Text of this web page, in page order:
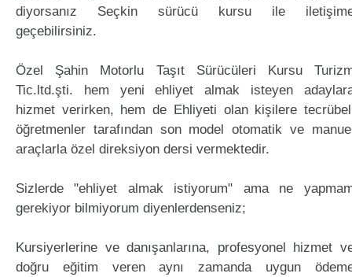
diyorsanız Seçkin sürücü kursu ile
geçebilirsiniz.
Özel Şahin Motorlu Taşıt Sürücüleri Kursu
Tic.ltd.şti. hem yeni ehliyet almak isteyen
hizmet verirken, hem de Ehliyeti olan kişilere
öğretmenler tarafından son model otomatik ve
araçlarla özel direksiyon dersi vermektedir.
Sizlerde "ehliyet almak istiyorum" ama ne
gerekiyor bilmiyorum diyenlerdenseniz;
Kursiyerlerine ve danışanlarına, profesyonel hizmet
doğru eğitim veren aynı zamanda uygun